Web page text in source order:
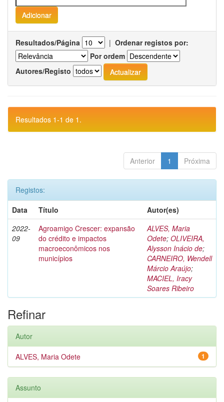
Resultados/Página | Ordenar registos por:
Por ordem
Autores/Registo
Resultados 1-1 de 1.
Anterior 1 Próxima
Registos:
Data
Título
Autor(es)
2022-
09
Agroamigo Crescer: expansão
do crédito e impactos
macroeconômicos nos
municípios
ALVES, Maria
Odete; OLIVEIRA,
Alysson Inácio de;
CARNEIRO, Wendell
Márcio Araújo;
MACIEL, Iracy
Soares Ribeiro
Refinar
Autor
1
ALVES, Maria Odete
Assunto